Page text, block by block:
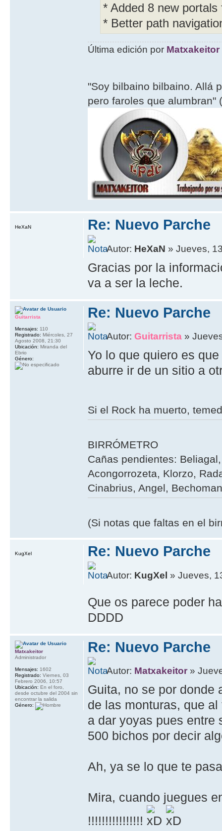
* Added 8 new
* Better path
Última edición por Matxakeitor
"Soy bilbaino bilbaino. Allá
pero faroles que alumbran"
Re: Nuevo Parche
Autor: HeXaN » Jueves,
Gracias por la
va a ser la leche.
HeXaN
Re: Nuevo Parche
Autor:Guitarrista »
Yo lo que quiero es
aburre ir de un sitio a
Si el Rock ha muerto,
BIRRÓMETRO
Cañas pendientes:
Acongorrozeta, Klorzo,
Cinabrius, Angel,
(Si notas que faltas en el
Guitarrista
Mensajes: 110
Registrado: Miércoles, 27
Agosto 2008, 21:30
Ubicación: Miranda del
Ebrio
Género:
Re: Nuevo Parche
Autor: KugXel » Jueves,
Que os parece poder
DDDD
KugXel
Re: Nuevo Parche
Autor: Matxakeitor »
Guita, no se por donde
de las monturas, que
a dar yoyas pues entre
500 bichos por decir
Ah, ya se lo que te
Mira, cuando juegues
!!!!!!!!!!!!!!!!
Matxakeitor
Administrador
Mensajes: 1602
Registrado: Viernes, 03
Febrero 2006, 10:57
Ubicación: En el foro,
desde octubre del 2004 sin
encontrar la salida
Género: